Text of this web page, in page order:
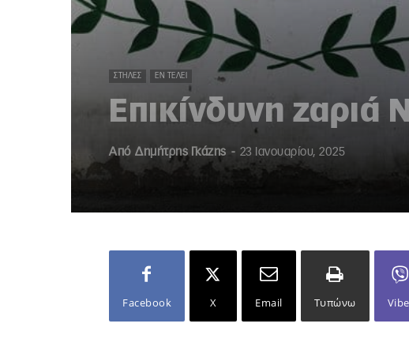
ΣΤΉΛΕΣ ΕΝ ΤΈΛΕΙ
Επικίνδυνη
Από Δημήτρης Γκάζης - 23 Ιανουαρίου, 2025
Facebook X Email Τυπώνω